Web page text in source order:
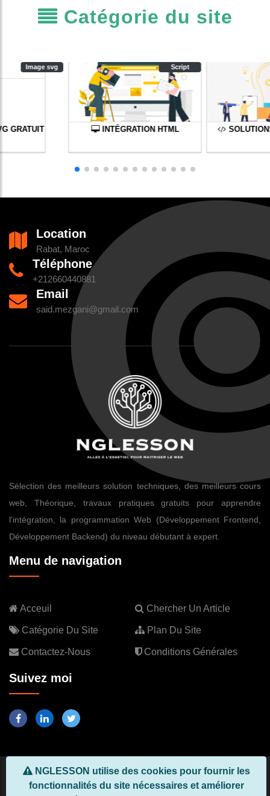
Catégorie du site
GRATUIT
Image svg
INTÉGRATION HTML
Script
Location
Rabat, Maroc
Téléphone
+212660440881
Email
said.mezgani@gmail.com
Sélection des meilleurs solution techniques, des meilleurs cours
web, Théorique, travaux pratiques gratuits pour apprendre
l'intégration, la programmation Web (Développement Frontend,
Développement Backend) du niveau débutant à expert.
Menu de navigation
Acceuil Chercher Un Article
Catégorie Du Site Plan Du Site
Contactez-Nous Conditions Générales
Suivez moi
Copyright © 2026, Tous droits réservésNGLESSON.COM, Créer
par MEZGANISAID
NGLESSON utilise des cookies pour fournir les
fonctionnalités du site nécessaires et améliorer